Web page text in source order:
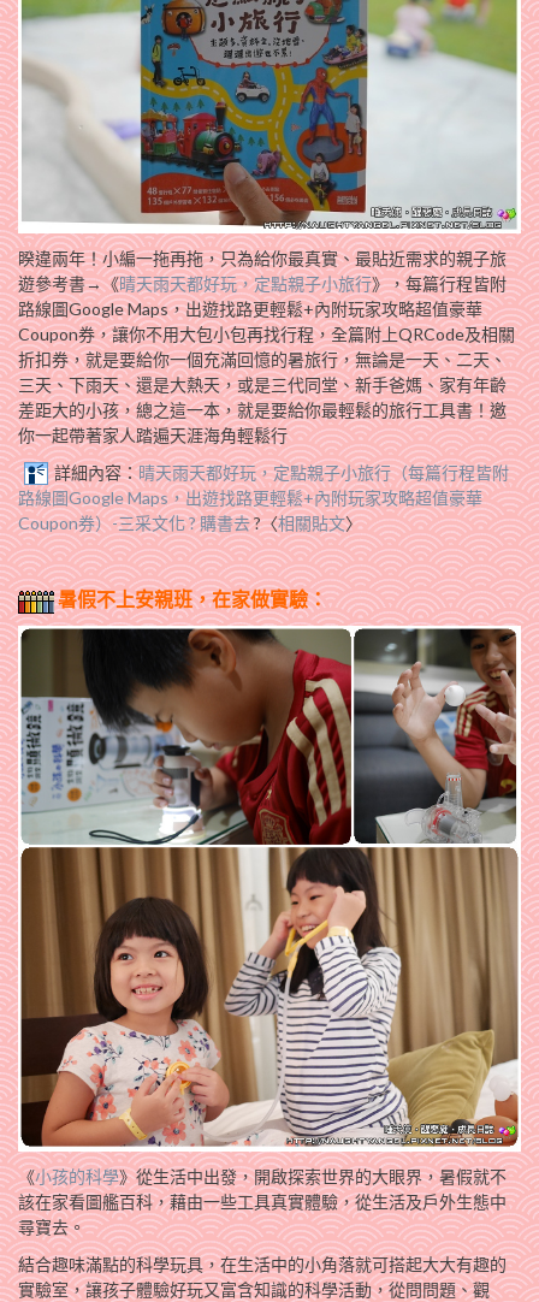
睽違兩年！小編一拖再拖，只為給你最真實、最貼近需求的親子旅
遊參考書→《晴天雨天都好玩，定點親子小旅行》，每篇行程皆附
路線圖Google Maps，出遊找路更輕鬆+內附玩家攻略超值豪華
Coupon券，讓你不用大包小包再找行程，全篇附上QRCode及相關
折扣券，就是要給你一個充滿回憶的暑旅行，無論是一天、二天、
三天、下雨天、還是大熱天，或是三代同堂、新手爸媽、家有年齡
差距大的小孩，總之這一本，就是要給你最輕鬆的旅行工具書！邀
你一起帶著家人踏遍天涯海角輕鬆行
詳細內容：晴天雨天都好玩，定點親子小旅行（每篇行程皆附
路線圖Google Maps，出遊找路更輕鬆+內附玩家攻略超值豪華
Coupon券）-三采文化 ? 購書去?〈相關貼文〉
暑假不上安親班，在家做實驗：
《小孩的科學》從生活中出發，開啟探索世界的大眼界，暑假就不
該在家看圖艦百科，藉由一些工具真實體驗，從生活及戶外生態中
尋寶去。
結合趣味滿點的科學玩具，在生活中的小角落就可搭起大大有趣的
實驗室，讓孩子體驗好玩又富含知識的科學活動，從問問題、觀